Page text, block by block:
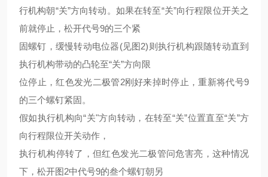
行机构朝“关”方向转动。如果在转至“关”向行程限位开关之
前就停止，松开代号9的三个紧
固螺钉，缓慢转动电位器(见图2)则执行机构跟随转动直到
执行机构带动的凸轮至“关”方向限
位停止，红色发光二极管2刚好来掉时停止，重新将代号9
的三个螺钉紧固。
假如执行机构向“关"方向转动，在转至“关”位置直至“关”方
向行程限位开关动作，
执行机构停转了，但红色发光二极管问危害亮，这种情况
下，松开图2中代号9的叁个螺钉朝另